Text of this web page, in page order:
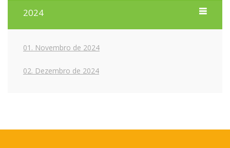
2024
01. Novembro de 2024
02. Dezembro de 2024